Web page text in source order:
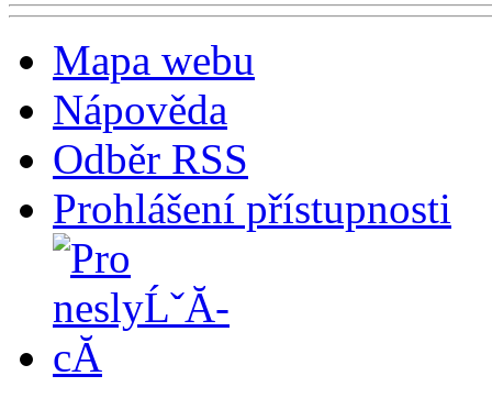
Mapa webu
Nápověda
Odběr RSS
Prohlášení přístupnosti